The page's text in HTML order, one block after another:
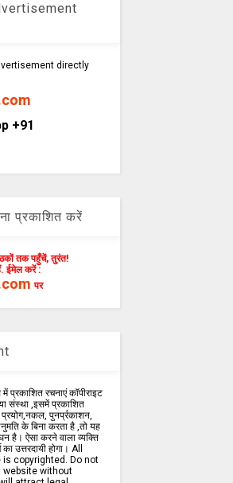
directly
+91
प्रकाशित करें
तक पहुँचें, तुरंत!
ईमेल करें :
पर
प्रकाशित रचनाएं कॉपीराइट
संस्था ,इसमें प्रकाशित
पुनर्प्रकाशन,
के बिना करता है ,तो यह
है। ऐसा करने वाला व्यक्ति
उत्तरदायी होगा। All
copyrighted. Do not
website without